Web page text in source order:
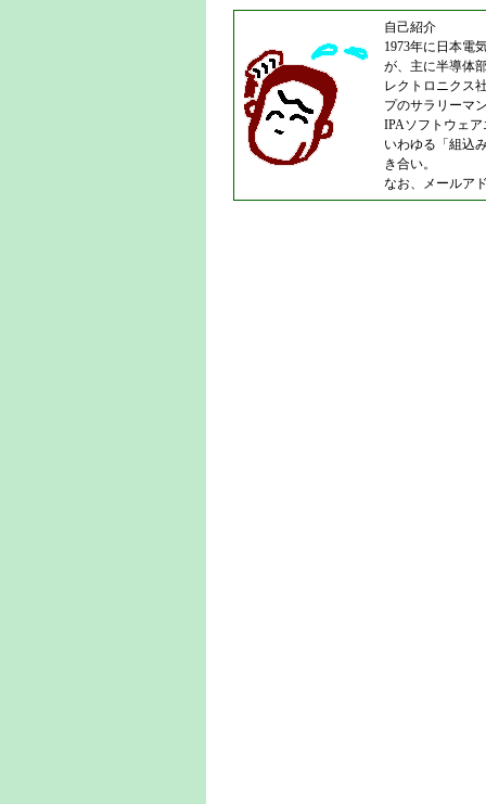
自己紹介
1973年に日本電
が、主に半導体
レクトロニクス
プのサラリーマ
IPAソフトウェ
いわゆる「組込
き合い。
なお、メールア